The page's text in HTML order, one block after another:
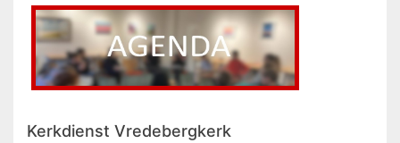
Kerkdienst Vredebergkerk